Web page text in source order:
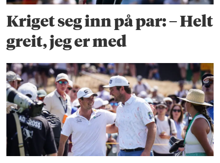
Kriget seg inn på par: – Helt
greit, jeg er med